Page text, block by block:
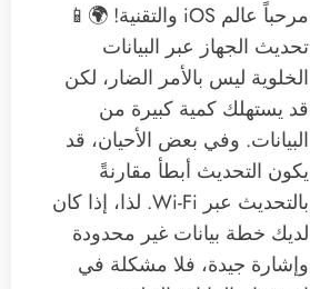
مرحباً عالم iOS والتقنية! 🌍📱
تحديث الجهاز عبر البيانات
الخلوية ليس بالأمر الضار، لكن
قد يستهلك كمية كبيرة من
البيانات. وفي بعض الأحيان، قد
يكون التحديث أبطأ مقارنةً
بالتحديث عبر Wi-Fi. لذا، إذا كان
لديك خطة بيانات غير محدودة
وإشارة جيدة، فلا مشكلة في